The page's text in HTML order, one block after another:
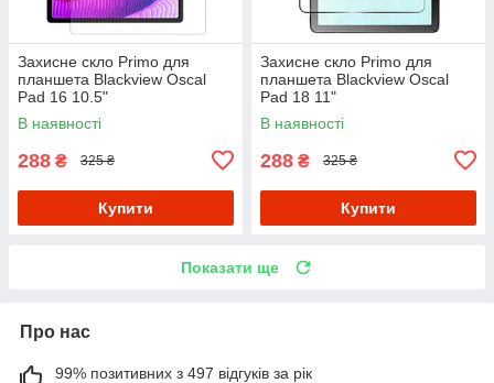
Захисне скло Primo для
планшета Blackview Oscal
Pad 16 10.5"
В наявності
288 ₴ 325 ₴
Купити
Захисне скло Primo для
планшета Blackview Oscal
Pad 18 11"
В наявності
288 ₴ 325 ₴
Купити
Показати ще
Про нас
99% позитивних з 497 відгуків за рік